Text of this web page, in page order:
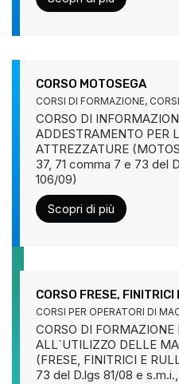
CORSO MOTOSEGA
CORSI DI FORMAZIONE,
CORSO DI
ADDESTRAMENTO PER
ATTREZZATURE
37, 71 comma 7 e 73 del
106/09)
Scopri di più
CORSO FRESE, FINITRICI
CORSI PER OPERATORI DI
CORSO DI FORMAZIONE
ALL`UTILIZZO DELLE
(FRESE, FINITRICI E
73 del D.lgs 81/08 e